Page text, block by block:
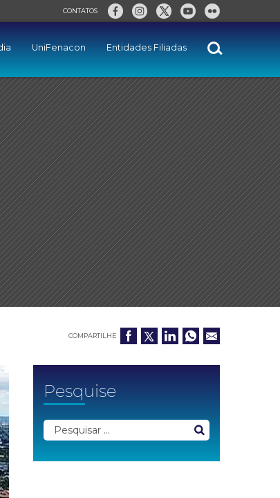
CONTATOS
UniFenacon Entidades Filiadas
COMPARTILHE
Pesquise